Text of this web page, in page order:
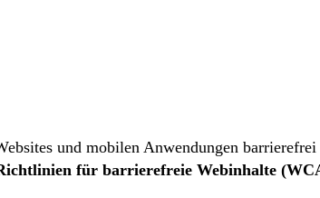
und mobilen Anwendungen
für barrierefreie Webinhalte